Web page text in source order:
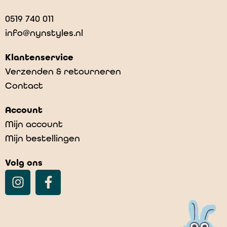
0519 740 011
info@nynstyles.nl
Klantenservice
Verzenden & retourneren
Contact
Account
Mijn account
Mijn bestellingen
Volg ons